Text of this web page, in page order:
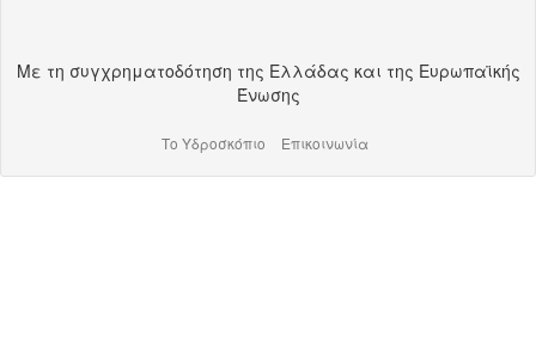
Με τη συγχρηματοδότηση της Ελλάδας και της Ευρωπαϊκής
Ένωσης
Το Υδροσκόπιο Επικοινωνία